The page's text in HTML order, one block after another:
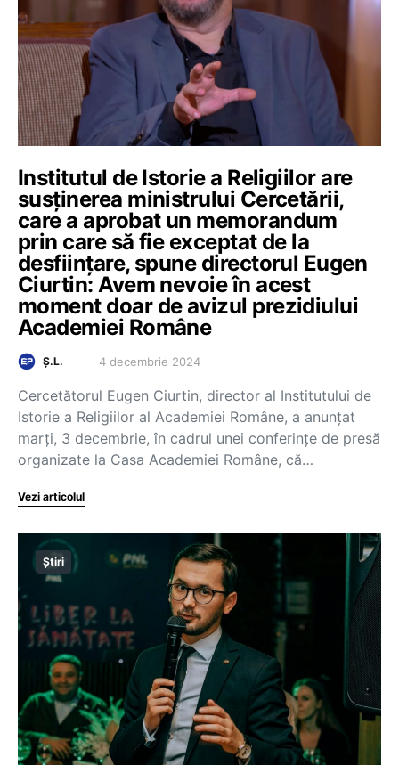
Institutul de Istorie a Religiilor are
susținerea ministrului Cercetării,
care a aprobat un memorandum
prin care să fie exceptat de la
desființare, spune directorul Eugen
Ciurtin: Avem nevoie în acest
moment doar de avizul prezidiului
Academiei Române
Ș.L. 4 decembrie 2024
Cercetătorul Eugen Ciurtin, director al Institutului de
Istorie a Religiilor al Academiei Române, a anunțat
marți, 3 decembrie, în cadrul unei conferințe de presă
organizate la Casa Academiei Române, că…
Vezi articolul
Știri